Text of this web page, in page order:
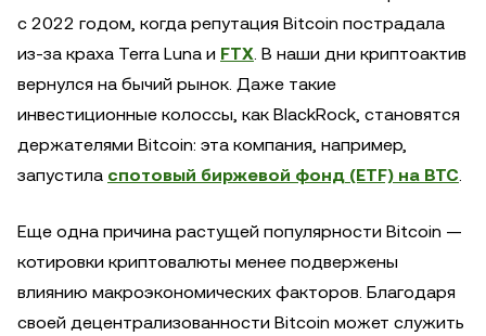
с 2022 годом, когда репутация Bitcoin пострадала
из-за краха Terra Luna и FTX. В наши дни криптоактив
вернулся на бычий рынок. Даже такие
инвестиционные колоссы, как BlackRock, становятся
держателями Bitcoin: эта компания, например,
запустила спотовый биржевой фонд (ETF) на BTC.
Еще одна причина растущей популярности Bitcoin —
котировки криптовалюты менее подвержены
влиянию макроэкономических факторов. Благодаря
своей децентрализованности Bitcoin может служить